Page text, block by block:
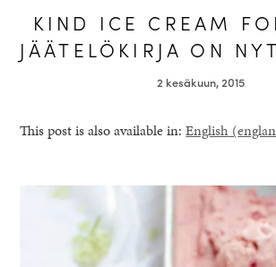
KIND ICE CREAM
JÄÄTELÖKIRJA ON
2 kesäkuun, 2015
This post is also available in:English (